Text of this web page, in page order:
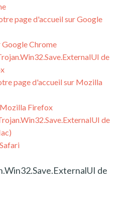
page d'accueil sur Google
Chrome
de
page d'accueil sur Mozilla
Firefox
de
de